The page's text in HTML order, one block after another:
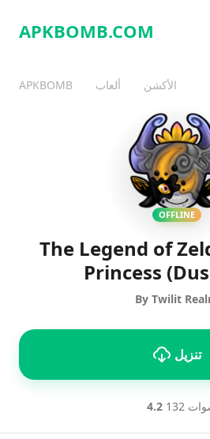
APKBOMB.COM
APKBOMB ألعاب الأكشن
OFFLINE
​The Legend of
Princess
By Twilit
تنزيل
4.2